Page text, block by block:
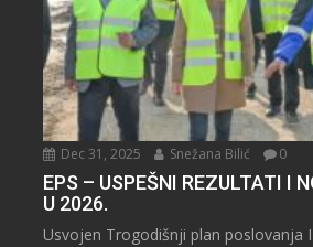
Dec 31, 2025 Snežana Bilić 0
EPS – USPEŠNI REZULTATI I
U 2026.
Usvojen Trogodišnji plan poslovanja